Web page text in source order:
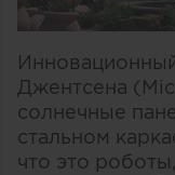
Джентсена
солнечные
стальном
что это